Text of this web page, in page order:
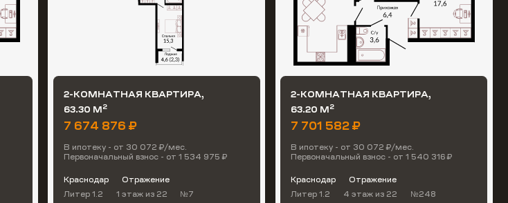
2-КОМНАТНАЯ КВАРТИРА,
63.30 М2
7 674 876 ₽
В ипотеку - от 30 072 ₽/мес.
Первоначальный взнос - от 1 534 975 ₽
Краснодар
Отражение
Литер 1.2
1 этаж из 22 №7
2-КОМНАТНАЯ КВАРТИРА,
63.20 М2
7 701 582 ₽
В ипотеку - от 30 072 ₽/мес.
Первоначальный взнос - от 1 540 316 ₽
Краснодар
Отражение
Литер 1.2
4 этаж из 22 №248